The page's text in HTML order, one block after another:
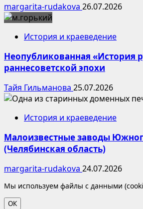
margarita-rudakova 26.07.2026
История и краеведение
Неопубликованная «История
раннесоветской эпохи
Тайя Гильманова 25.07.2026
История и краеведение
Малоизвестные заводы
(Челябинская область)
margarita-rudakova 24.07.2026
Мы используем файлы с данными
ОК